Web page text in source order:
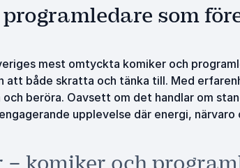
som
mest omtyckta komiker och
att både skratta och tänka till. Med
beröra. Oavsett om det handlar om
upplevelse där energi,